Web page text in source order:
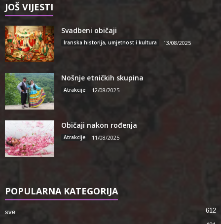
JOŠ VIJESTI
Svadbeni običaji
Iranska historija, umjetnost i kultura 13/08/2025
Nošnje etničkih skupina
Atrakcije 12/08/2025
Običaji nakon rođenja
Atrakcije 11/08/2025
POPULARNA KATEGORIJA
sve 612